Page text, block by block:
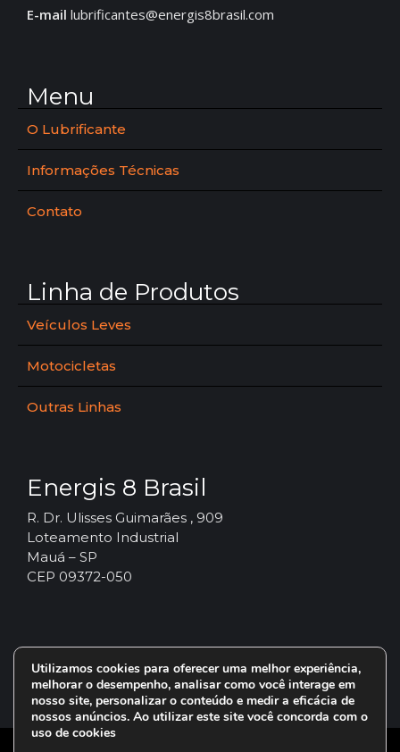
E-mail lubrificantes@energis8brasil.com
Menu
O Lubrificante
Informações Técnicas
Contato
Linha de Produtos
Veículos Leves
Motocicletas
Outras Linhas
Energis 8 Brasil
R. Dr. Ulisses Guimarães , 909
Loteamento Industrial
Mauá – SP
CEP 09372-050
Utilizamos cookies para oferecer uma melhor experiência,
melhorar o desempenho, analisar como você interage em
nosso site, personalizar o conteúdo e medir a eficácia de
nossos anúncios. Ao utilizar este site você concorda com o
uso de cookies